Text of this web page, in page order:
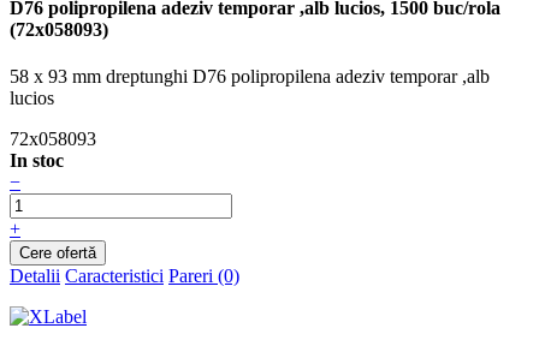
D76 polipropilena adeziv temporar ,alb lucios, 1500 buc/rola
(72x058093)
58 x 93 mm dreptunghi D76 polipropilena adeziv temporar ,alb
lucios
72x058093
In stoc
−
+
Detalii Caracteristici Pareri (0)